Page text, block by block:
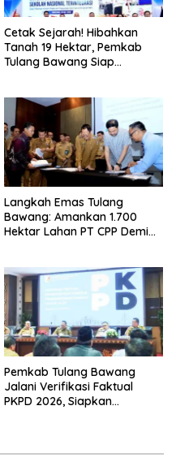
Cetak Sejarah! Hibahkan
Tanah 19 Hektar, Pemkab
Tulang Bawang Siap
Lampung
Langkah Emas Tulang
Bawang: Amankan 1.700
Hektar Lahan PT CPP Demi
Pemkab Tulang Bawang
Jalani Verifikasi Faktual
PKPD 2026, Siapkan